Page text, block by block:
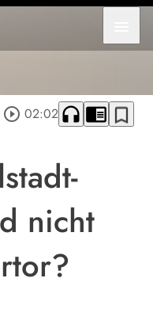
play_circle_outline 02:02 headphones chrome_reader_mode bookmark_border
nicht